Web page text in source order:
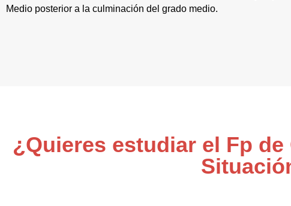
Medio posterior a la culminación del grado medio.
¿Quieres estudiar el Fp